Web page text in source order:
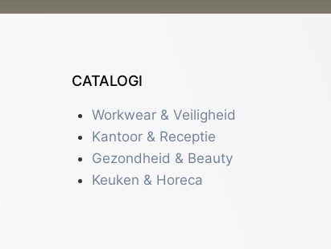
CATALOGI
Workwear & Veiligheid
Kantoor & Receptie
Gezondheid & Beauty
Keuken & Horeca